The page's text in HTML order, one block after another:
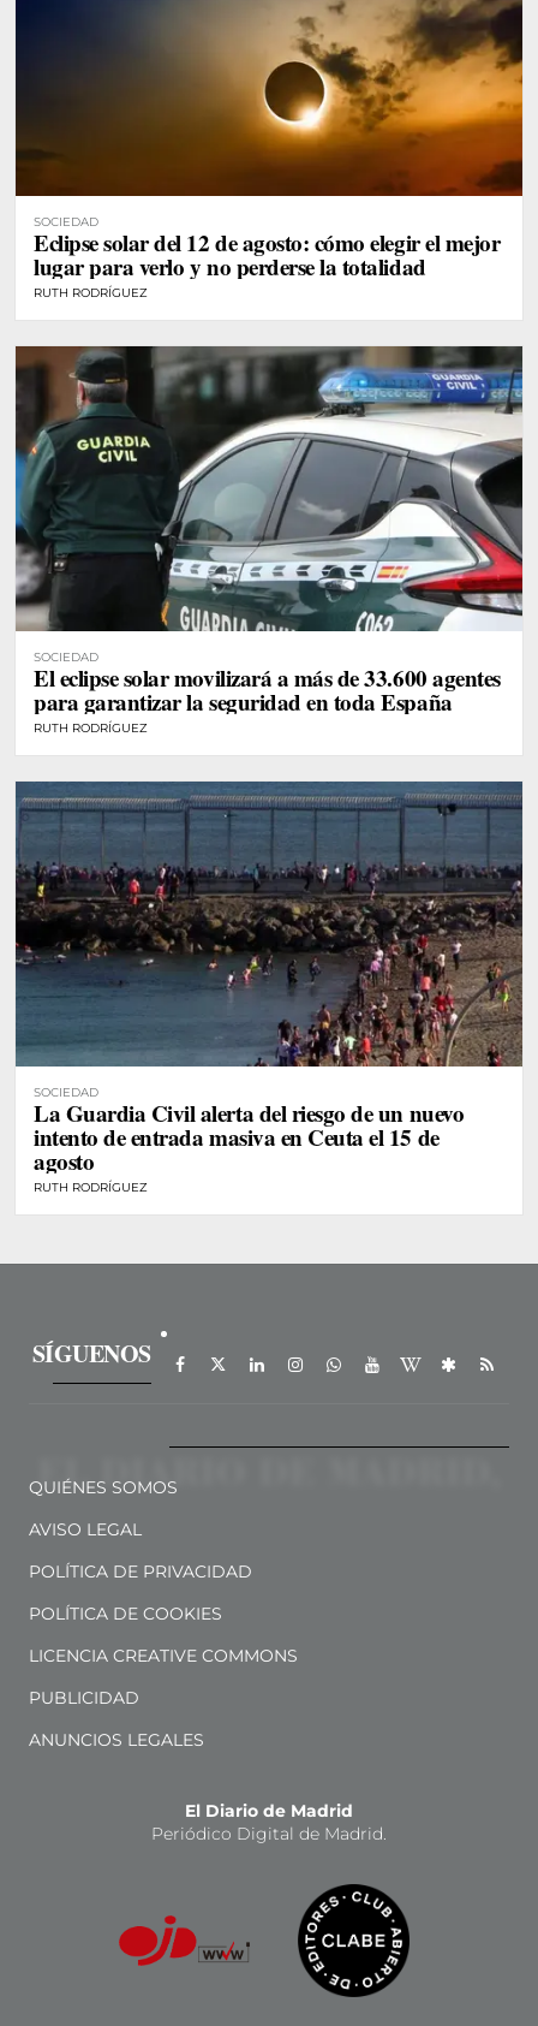
SOCIEDAD
Eclipse solar del 12 de agosto: cómo elegir el mejor
lugar para verlo y no perderse la totalidad
RUTH RODRÍGUEZ
SOCIEDAD
El eclipse solar movilizará a más de 33.600 agentes
para garantizar la seguridad en toda España
RUTH RODRÍGUEZ
SOCIEDAD
La Guardia Civil alerta del riesgo de un nuevo
intento de entrada masiva en Ceuta el 15 de
agosto
RUTH RODRÍGUEZ
SÍGUENOS
QUIÉNES SOMOS
AVISO LEGAL
POLÍTICA DE PRIVACIDAD
POLÍTICA DE COOKIES
LICENCIA CREATIVE COMMONS
PUBLICIDAD
ANUNCIOS LEGALES
El Diario de Madrid
Periódico Digital de Madrid.